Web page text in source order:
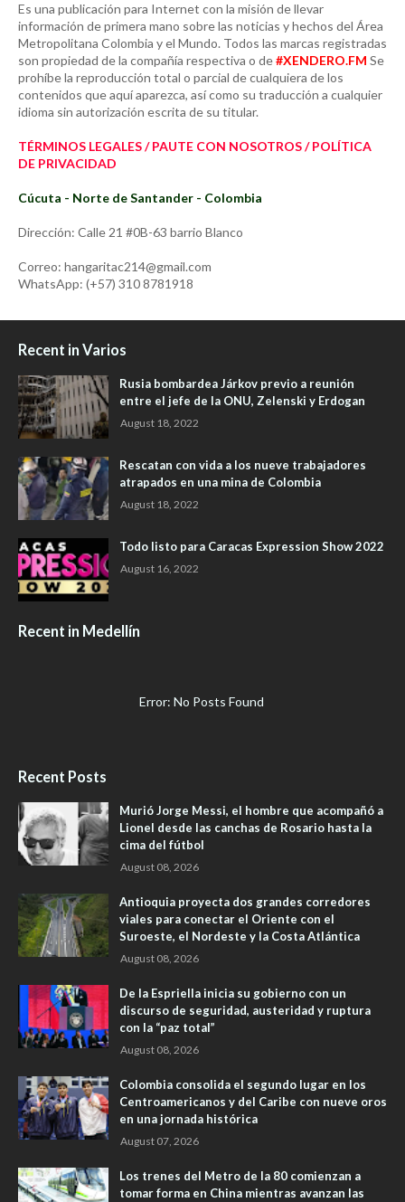
Es una publicación para Internet con la misión de llevar
información de primera mano sobre las noticias y hechos del Área
Metropolitana Colombia y el Mundo. Todos las marcas registradas
son propiedad de la compañía respectiva o de#XENDERO.FM Se
prohíbe la reproducción total o parcial de cualquiera de los
contenidos que aquí aparezca, así como su traducción a cualquier
idioma sin autorización escrita de su titular.
TÉRMINOS LEGALES / PAUTE CON NOSOTROS / POLÍTICA
DE PRIVACIDAD
Cúcuta - Norte de Santander - Colombia
Dirección: Calle 21 #0B-63 barrio Blanco
Correo: hangaritac214@gmail.com
WhatsApp: (+57) 310 8781918
Recent in Varios
Rusia bombardea Járkov previo a reunión
entre el jefe de la ONU, Zelenski y Erdogan
August 18, 2022
Rescatan con vida a los nueve trabajadores
atrapados en una mina de Colombia
August 18, 2022
Todo listo para Caracas Expression Show 2022
August 16, 2022
Recent in Medellín
Error: No Posts Found
Recent Posts
Murió Jorge Messi, el hombre que acompañó a
Lionel desde las canchas de Rosario hasta la
cima del fútbol
August 08, 2026
Antioquia proyecta dos grandes corredores
viales para conectar el Oriente con el
Suroeste, el Nordeste y la Costa Atlántica
August 08, 2026
De la Espriella inicia su gobierno con un
discurso de seguridad, austeridad y ruptura
con la “paz total”
August 08, 2026
Colombia consolida el segundo lugar en los
Centroamericanos y del Caribe con nueve oros
en una jornada histórica
August 07, 2026
Los trenes del Metro de la 80 comienzan a
tomar forma en China mientras avanzan las